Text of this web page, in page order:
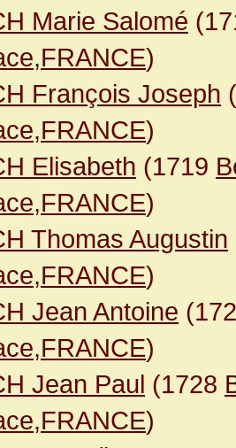
Marie Salomé
)
François Joseph
)
Elisabeth (1719
)
Thomas Augustin
)
Jean Antoine
)
Jean Paul (1728
)